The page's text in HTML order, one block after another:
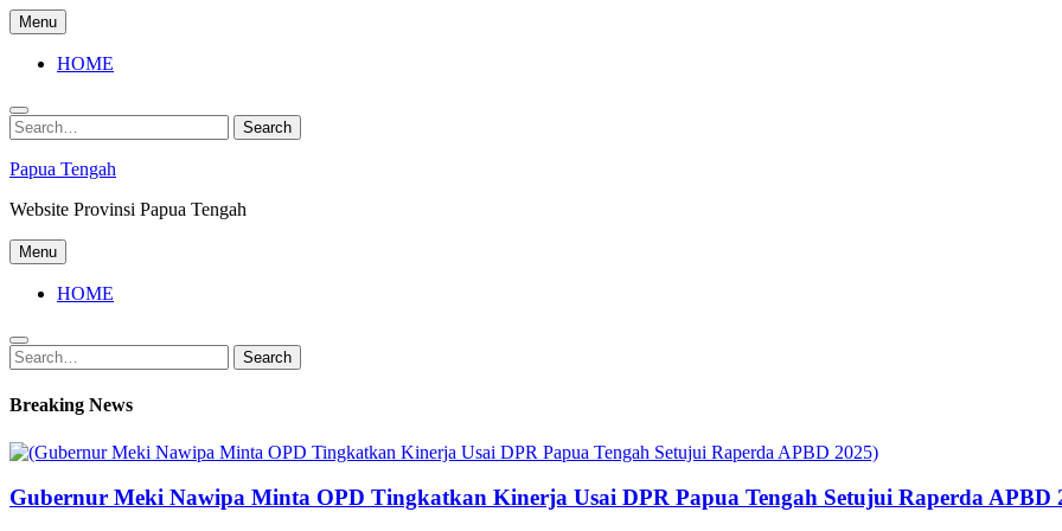
Skip
to
content
Menu
HOME
Search
for:
Search
Papua Tengah
Website Provinsi Papua Tengah
Menu
HOME
Search
for:
Search
Breaking News
Gubernur Meki Nawipa Minta OPD Tingkatkan Kinerja Usai DPR Papua Tengah Setujui Raperda APBD